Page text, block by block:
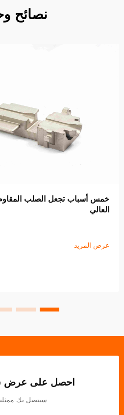
نصائح
خمس أسباب تجعل الصلب المقاوم
العالي
عرض المزيد
احصل على عرض
سيتصل بك ممثلنا